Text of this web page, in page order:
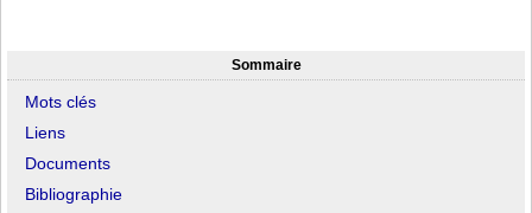
Sommaire
Mots clés
Liens
Documents
Bibliographie